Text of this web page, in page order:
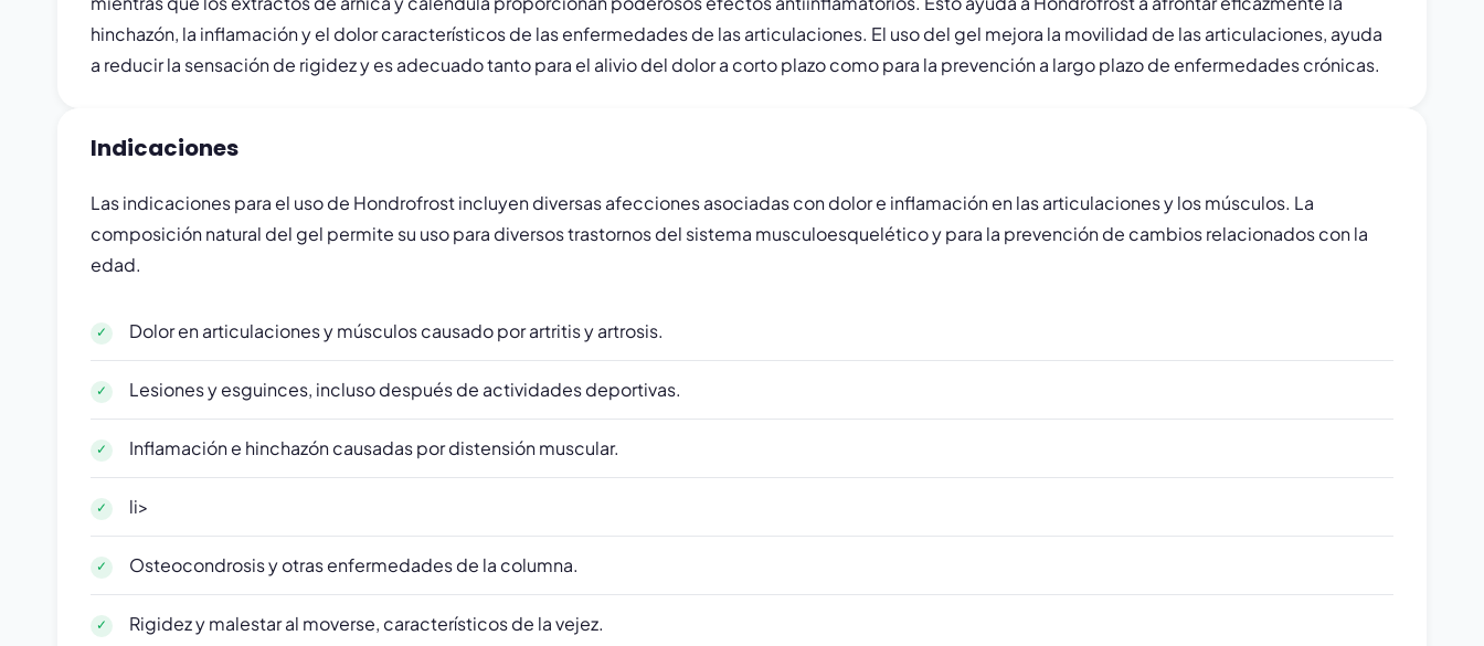
hinchazón, la inflamación y el dolor característicos de las enfermedades de las articulaciones. El uso del gel mejora la movilidad de las articulaciones, ayuda
a reducir la sensación de rigidez y es adecuado tanto para el alivio del dolor a corto plazo como para la prevención a largo plazo de enfermedades crónicas.
Indicaciones
Las indicaciones para el uso de Hondrofrost incluyen diversas afecciones asociadas con dolor e inflamación en las articulaciones y los músculos. La
composición natural del gel permite su uso para diversos trastornos del sistema musculoesquelético y para la prevención de cambios relacionados con la
edad.
Dolor en articulaciones y músculos causado por artritis y artrosis.
Lesiones y esguinces, incluso después de actividades deportivas.
Inflamación e hinchazón causadas por distensión muscular.
li>
Osteocondrosis y otras enfermedades de la columna.
Rigidez y malestar al moverse, característicos de la vejez.